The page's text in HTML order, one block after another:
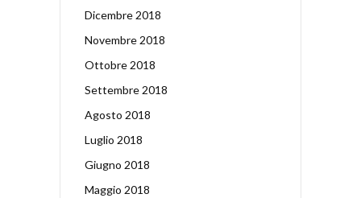
Dicembre 2018
Novembre 2018
Ottobre 2018
Settembre 2018
Agosto 2018
Luglio 2018
Giugno 2018
Maggio 2018